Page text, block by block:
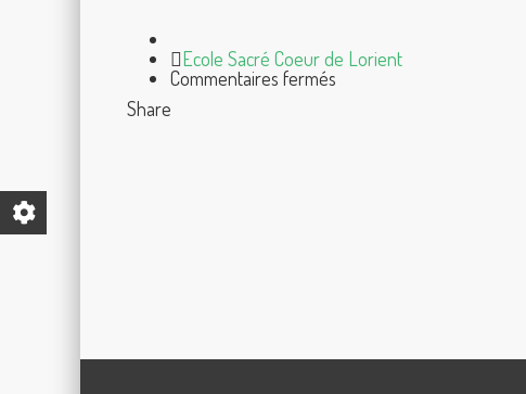
Author
Ecole Sacré Coeur de Lorient
Commentaires fermés
Share